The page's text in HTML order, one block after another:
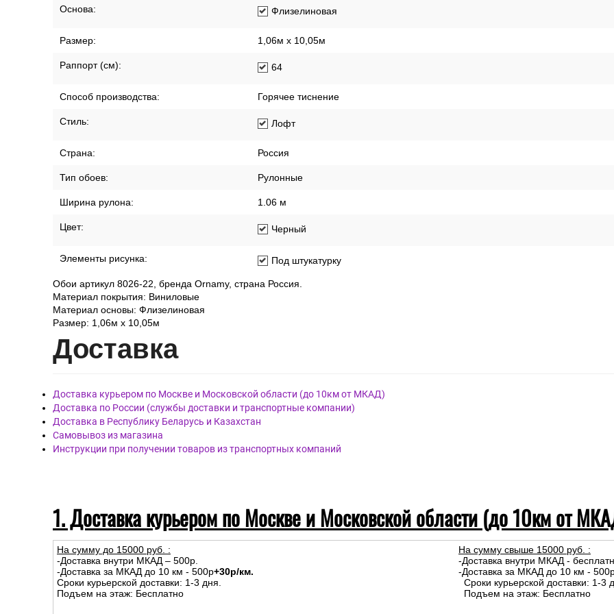
Основа: Флизелиновая
Размер: 1,06м х 10,05м
Раппорт (см): 64
Способ производства: Горячее тиснение
Стиль: Лофт
Страна: Россия
Тип обоев: Рулонные
Ширина рулона: 1.06 м
Цвет: Черный
Элементы рисунка: Под штукатурку
Обои артикул 8026-22, бренда Ornamy, страна Россия.
Материал покрытия: Виниловые
Материал основы: Флизелиновая
Размер: 1,06м х 10,05м
Доставка
Доставка курьером по Москве и Московской области (до 10км от МКАД)
Доставка по России (службы доставки и транспортные компании)
Доставка в Республику Беларусь и Казахстан
Самовывоз из магазина
Инструкции при получении товаров из транспортных компаний
1. Доставка курьером по Москве и Московской области (до 10км от
На сумму до 15000 руб. :
-Доставка внутри МКАД – 500р.
-Доставка за МКАД до 10 км - 500р+30р/км.
Сроки курьерской доставки: 1-3 дня.
Подъем на этаж: Бесплатно
На сумму свыше 15000 руб. :
-Доставка внутри МКАД -
-Доставка за МКАД до 10 км -
Сроки курьерской доставки: 1-3
Подъем на этаж: Бесплатно